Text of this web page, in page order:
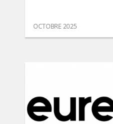
OCTOBRE 2025